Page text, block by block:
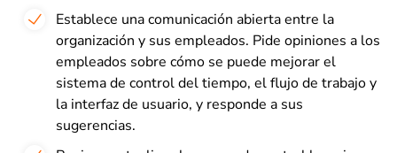
Establece una comunicación abierta entre la
organización y sus empleados. Pide opiniones a los
empleados sobre cómo se puede mejorar el
sistema de control del tiempo, el flujo de trabajo y
la interfaz de usuario, y responde a sus
sugerencias.